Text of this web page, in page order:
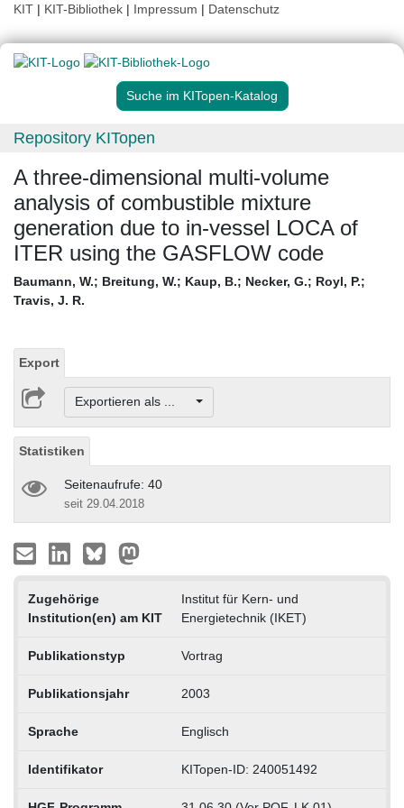
KIT | KIT-Bibliothek | Impressum | Datenschutz
Suche im KITopen-Katalog
Repository KITopen
A three-dimensional multi-volume
analysis of combustible mixture
generation due to in-vessel LOCA of
ITER using the GASFLOW code
Baumann, W.; Breitung, W.; Kaup, B.; Necker, G.; Royl, P.;
Travis, J. R.
Export
Exportieren als ...
Statistiken
Seitenaufrufe: 40
seit 29.04.2018
Zugehörige
Institution(en) am KIT
Institut für Kern- und
Energietechnik (IKET)
Publikationstyp Vortrag
Publikationsjahr 2003
Sprache Englisch
Identifikator KITopen-ID: 240051492